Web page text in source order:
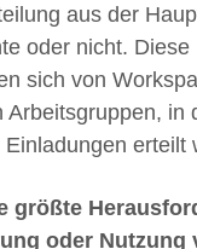
aus der
oder nicht. Diese
sich von
Arbeitsgruppen, in
erteilt
größte
oder Nutzung